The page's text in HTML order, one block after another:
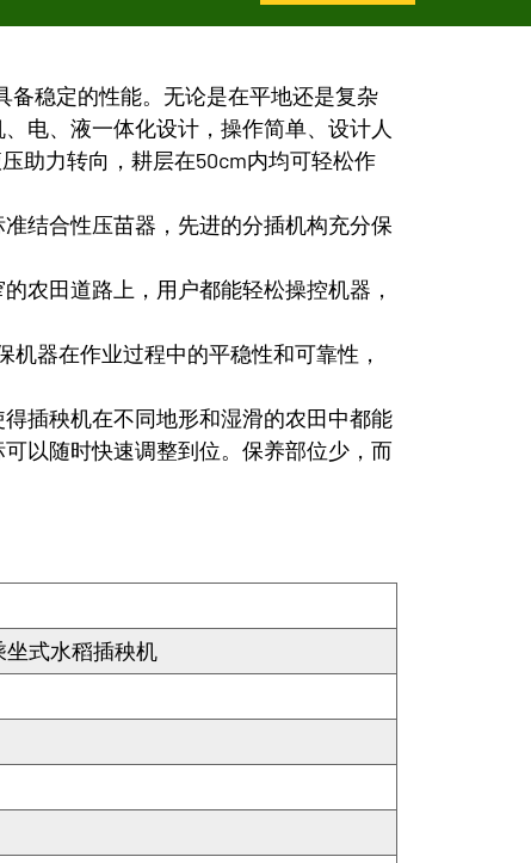
备稳定的性能。无论是在平地还是复杂
电、液一体化设计，操作简单、设计人
助力转向，耕层在50cm内均可轻松作
结合性压苗器，先进的分插机构充分保
农田道路上，用户都能轻松操控机器，
器在作业过程中的平稳性和可靠性，
插秧机在不同地形和湿滑的农田中都能
以随时快速调整到位。保养部位少，而
坐式水稻插秧机